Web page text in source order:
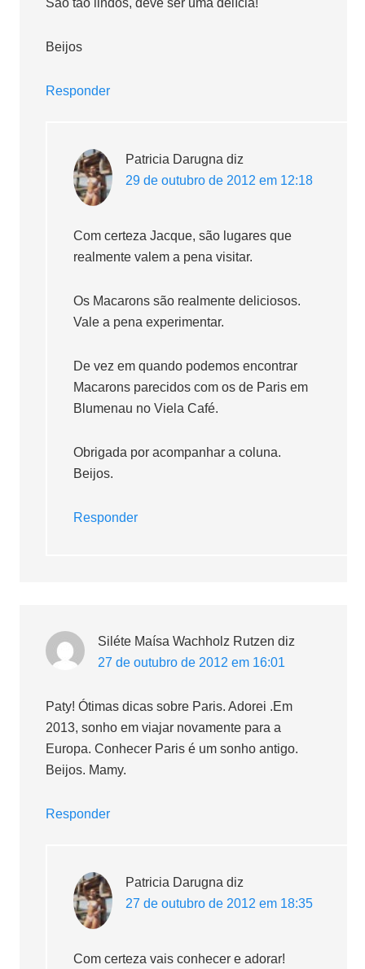
São tão lindos, deve ser uma delícia!
Beijos
Responder
Patricia Darugna diz
29 de outubro de 2012 em 12:18
Com certeza Jacque, são lugares que
realmente valem a pena visitar.
Os Macarons são realmente deliciosos.
Vale a pena experimentar.
De vez em quando podemos encontrar
Macarons parecidos com os de Paris em
Blumenau no Viela Café.
Obrigada por acompanhar a coluna.
Beijos.
Responder
Siléte Maísa Wachholz Rutzen diz
27 de outubro de 2012 em 16:01
Paty! Ótimas dicas sobre Paris. Adorei .Em
2013, sonho em viajar novamente para a
Europa. Conhecer Paris é um sonho antigo.
Beijos. Mamy.
Responder
Patricia Darugna diz
27 de outubro de 2012 em 18:35
Com certeza vais conhecer e adorar!